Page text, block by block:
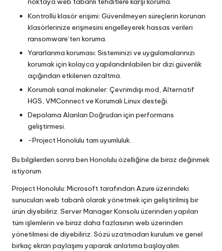
Kontrollü klasör erişimi: Güvenilmeyen süreçlerin korunan
klasörlerinize erişmesini engelleyerek hassas verileri
ransomware’ten koruma.
Yararlanma koruması: Sisteminizi ve uygulamalarınızı
korumak için kolayca yapılandırılabilen bir dizi güvenlik
açığından etkilenen azaltma.
Korumalı sanal makineler: Çevrimdışı mod, Alternatif
HGS, VMConnect ve Korumalı Linux desteği.
Depolama Alanları Doğrudan için performans
geliştirmesi.
-Project Honolulu tam uyumluluk.
Bu bilgilerden sonra ben Honolulu özelliğine de biraz değinmek
istiyorum.
Project Honolulu: Microsoft tarafından Azure üzerindeki
sunucuları web tabanlı olarak yönetmek için geliştirilmiş bir
ürün diyebiliriz. Server Manager Konsolu üzerinden yapılan
tüm işlemlerin ve biraz daha fazlasının web üzerinden
yönetilmesi de diyebiliriz. Sözü uzatmadan kurulum ve genel
birkaç ekran paylaşımı yaparak anlatıma başlayalım.